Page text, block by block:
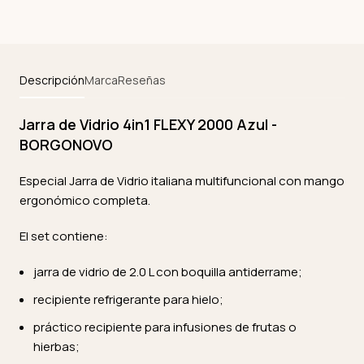
DescripciónMarcaReseñas
Jarra de Vidrio 4in1 FLEXY 2000 Azul -
BORGONOVO
Especial Jarra de Vidrio italiana multifuncional con mango
ergonómico completa.
El set contiene:
jarra de vidrio de 2.0 L con boquilla antiderrame;
recipiente refrigerante para hielo;
práctico recipiente para infusiones de frutas o
hierbas;